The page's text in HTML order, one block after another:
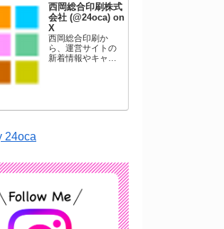
西岡総合印刷株式
会社 (@24oca) on
X
西岡総合印刷か
ら、運営サイトの
新着情報やキャン
ています。
24oca